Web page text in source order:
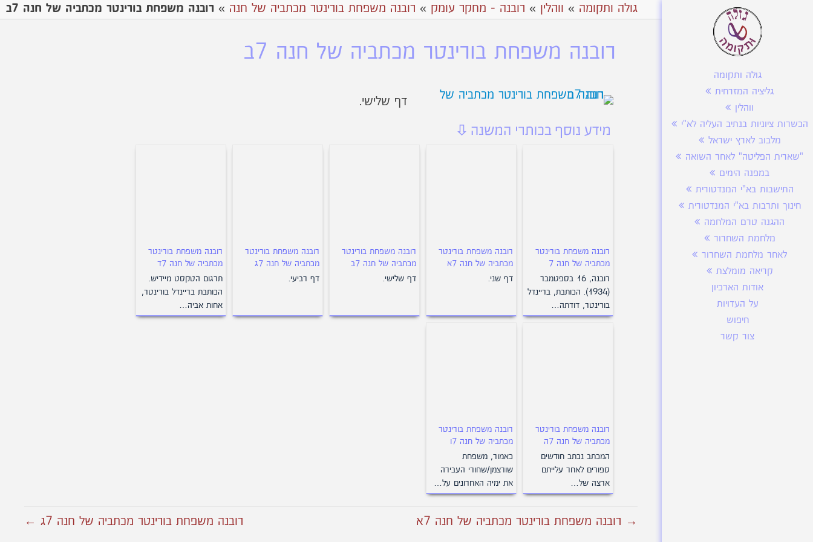
גולה ותקומה
גליציה המזרחית
ווהלין
הכשרות ציוניות בנתיב העליה לא"י
מלבוב לארץ ישראל
"שארית הפליטה" לאחר השואה
במפנה הימים
התישבות בא"י המנדטורית
חינוך ותרבות בא"י המנדטורית
ההגנה טרם המלחמה
מלחמת השחרור
לאחר מלחמת השחרור
קריאה מומלצת
אודות הארכיון
על העדויות
חיפוש
צור קשר
גולה ותקומה » ווהלין » רובנה - מחקר עומק » רובנה משפחת בורינטר מכתביה של חנה » רובנה משפחת בורינטר מכתביה של חנה 7ב
רובנה משפחת בורינטר מכתביה של חנה 7ב
דף שלישי.
רובנה משפחת בורינטר
מכתביה של חנה 7
רובנה, 16 בספטמבר
(1934). הכותבת, בריינדל
בורינטר, דודתה…
רובנה משפחת בורינטר
מכתביה של חנה 7א
דף שני.
רובנה משפחת בורינטר
מכתביה של חנה 7ב
דף שלישי.
רובנה משפחת בורינטר
מכתביה של חנה 7ג
דף רביעי.
רובנה משפחת בורינטר
מכתביה של חנה 7ד
תרגום הטקסט מיידיש.
הכותבת בריינדל בורינטר,
אחות אביה…
רובנה משפחת בורינטר
מכתביה של חנה 7ה
המכתב נכתב חודשים
ספורים לאחר עלייתם
ארצה של…
רובנה משפחת בורינטר
מכתביה של חנה 7ו
כאמור, משפחת
שורצמן/שחורי העבירה
את ימיה האחרונים על…
→ רובנה משפחת בורינטר מכתביה של חנה 7א רובנה משפחת בורינטר מכתביה של חנה 7ג ←